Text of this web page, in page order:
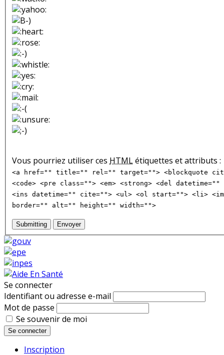
Vous pourriez utiliser ces HTMLétiquettes et attributs :
<a href="" title="" rel="" target=""> <blockquote
<code> <pre class=""> <em> <strong> <del
<ins datetime="" cite=""> <ul> <ol start=""> <li>
border="" alt="" height="" width="">
Submitting Envoyer
Se connecter
Identifiant ou adresse e-mail
Mot de passe
Se souvenir de moi
Se connecter
Inscription